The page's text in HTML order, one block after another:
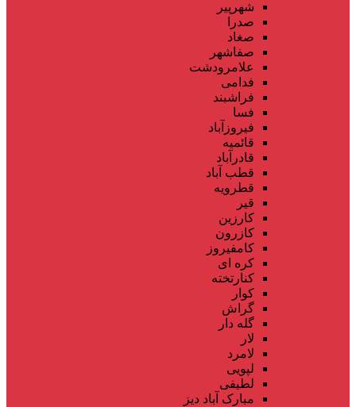
شهرپیر
صدرا
صغاد
صفاشهر
علامرودشت
فدامی
فراشبند
فسا
فیروزآباد
قائمیه
قادرآباد
قطب آباد
قطرویه
قیر
کارزین
کازرون
کامفیروز
کره ای
کنارتخته
کوار
گراش
گله دار
لار
لامرد
لپویی
لطیفی
مبارک آباد دیز